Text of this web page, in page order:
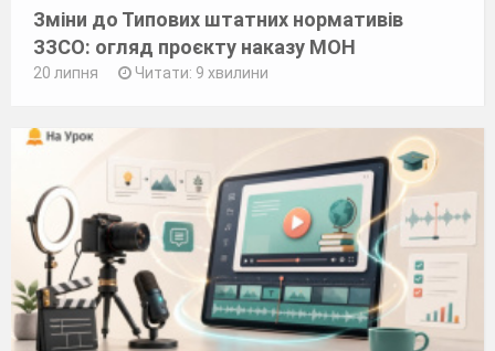
Зміни до Типових штатних нормативів
ЗЗСО: огляд проєкту наказу МОН
20 липня Читати: 9 хвилини